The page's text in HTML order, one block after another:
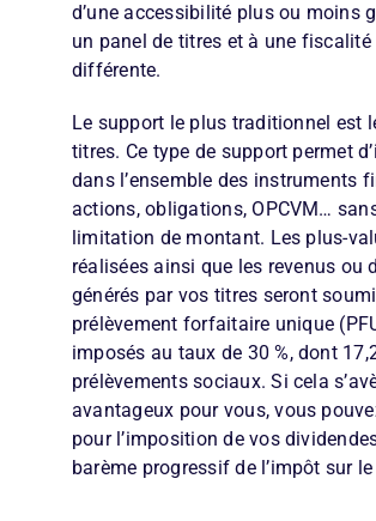
d’une accessibilité plus ou moins
un panel de titres et à une fiscalité
différente.
Le support le plus traditionnel est
titres. Ce type de support permet
dans l’ensemble des instruments
actions, obligations, OPCVM…
limitation de montant. Les plus-
réalisées ainsi que les revenus ou
générés par vos titres seront
prélèvement forfaitaire unique
imposés au taux de 30 %, dont
prélèvements sociaux. Si cela
avantageux pour vous, vous
pour l’imposition de vos
barème progressif de l’impôt sur le